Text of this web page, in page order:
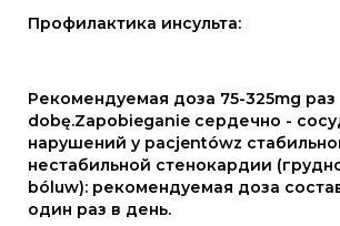
Профилактика инсульта:
Рекомендуемая доза 75-325mg раз
dobę.Zapobieganie сердечно -
нарушений у pacjentówz
нестабильной стенокардии
bóluw): рекомендуемая доза
один раз в день.